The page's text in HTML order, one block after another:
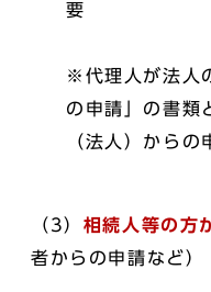
要
※代理人が法人
の申請」の書類
（法人）からの
（3） 相続人等の方
者からの申請など）